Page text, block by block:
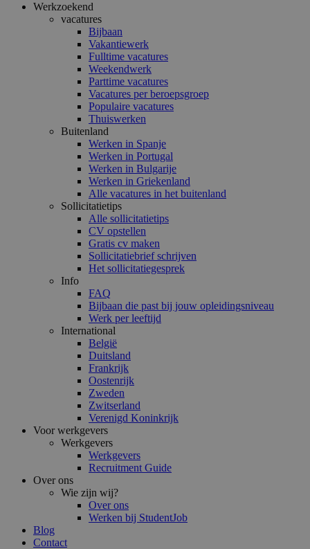
Werkzoekend
vacatures
Bijbaan
Vakantiewerk
Fulltime vacatures
Weekendwerk
Parttime vacatures
Vacatures per beroepsgroep
Populaire vacatures
Thuiswerken
Buitenland
Werken in Spanje
Werken in Portugal
Werken in Bulgarije
Werken in Griekenland
Alle vacatures in het buitenland
Sollicitatietips
Alle sollicitatietips
CV opstellen
Gratis cv maken
Sollicitatiebrief schrijven
Het sollicitatiegesprek
Info
FAQ
Bijbaan die past bij jouw opleidingsniveau
Werk per leeftijd
International
België
Duitsland
Frankrijk
Oostenrijk
Zweden
Zwitserland
Verenigd Koninkrijk
Voor werkgevers
Werkgevers
Werkgevers
Recruitment Guide
Over ons
Wie zijn wij?
Over ons
Werken bij StudentJob
Blog
Contact